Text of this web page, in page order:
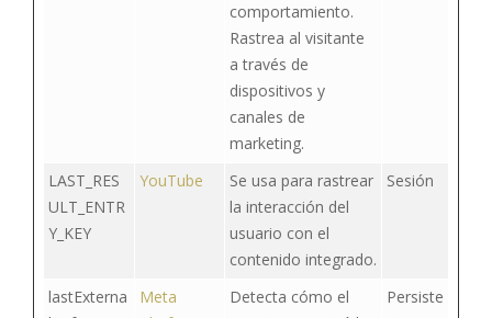
comportamiento.
Rastrea al visitante
a través de
dispositivos y
canales de
marketing.
LAST_RES
ULT_ENTR
Y_KEY
YouTube
Se usa para rastrear
la interacción del
usuario con el
contenido integrado.
Sesión
lastExterna
Meta
Detecta cómo el
Persiste